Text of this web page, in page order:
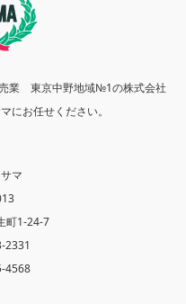
売業 東京中野地域№1の株式会社
にお任せください。
マ
町1-24-7
2331
4568